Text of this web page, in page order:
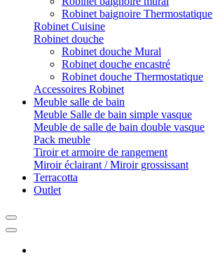
Robinet baignoire Thermostatique
Robinet Cuisine
Robinet douche
Robinet douche Mural
Robinet douche encastré
Robinet douche Thermostatique
Accessoires Robinet
Meuble salle de bain
Meuble Salle de bain simple vasque
Meuble de salle de bain double vasque
Pack meuble
Tiroir et armoire de rangement
Miroir éclairant / Miroir grossissant
Terracotta
Outlet